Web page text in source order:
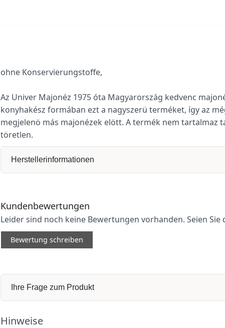
ohne Konservierungstoffe,
Az Univer Majonéz 1975 óta Magyarország kedvenc
konyhakész formában ezt a nagyszerü terméket, így az
megjelenö más majonézek elött. A termék nem tartalmaz
töretlen.
Herstellerinformationen
Kundenbewertungen
Leider sind noch keine Bewertungen vorhanden. Seien
Bewertung schreiben
Ihre Frage zum Produkt
Hinweise